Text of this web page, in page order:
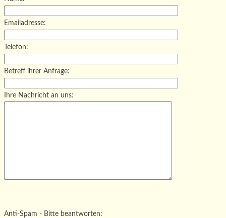
Emailadresse:
Telefon:
Betreff ihrer Anfrage:
Ihre Nachricht an uns:
Bitte lasse dieses Feld leer.
Anti-Spam - Bitte beantworten: